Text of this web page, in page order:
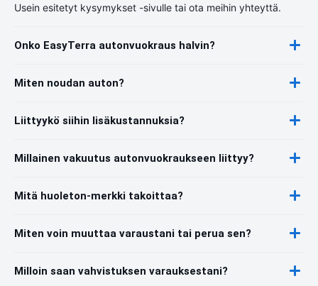
Usein esitetyt kysymykset -sivulle tai ota meihin yhteyttä.
Onko EasyTerra autonvuokraus halvin?
Miten noudan auton?
Liittyykö siihin lisäkustannuksia?
Millainen vakuutus autonvuokraukseen liittyy?
Mitä huoleton-merkki takoittaa?
Miten voin muuttaa varaustani tai perua sen?
Milloin saan vahvistuksen varauksestani?